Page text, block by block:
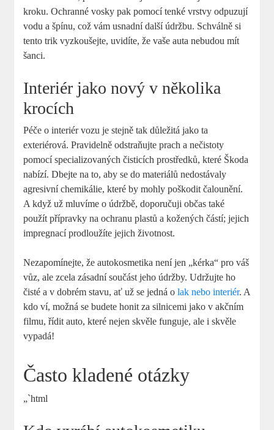
kroku. Ochranné vosky ‍pak pomocí⁢ tenké vrstvy odpuzují
vodu a špínu, což vám usnadní další‌ údržbu.⁤ Schválně si
tento ​trik vyzkoušejte, uvidíte, že ‍vaše auta nebudou mít‌
šanci.
Interiér jako nový v několika
krocích
Péče⁣ o interiér vozu je stejně​ tak důležitá jako ta
exteriérová.​ Pravidelně‌ odstraňujte prach a​ nečistoty
pomocí specializovaných ⁣čisticích prostředků, které Škoda⁢
nabízí. Dbejte na to,⁢ aby se do materiálů nedostávaly ​
agresivní chemikálie,​ které by ‍mohly poškodit ⁣čalounění.
A když ‌už mluvíme o ⁢údržbě, doporučuji občas ⁢také
použít přípravky na⁤ ochranu plastů a ⁣kožených částí; jejich
impregnací prodloužíte ⁣jejich⁣ životnost.
Nezapomínejte, že autokosmetika není‍ jen „kérka“‌ pro váš
vůz, ale zcela zásadní součást jeho⁣ údržby. ⁢Udržujte‌ ho
čisté a‌ v dobrém stavu, ať ‌už se jedná​ olak nebo interiér. A
kdo ví, možná se budete‍ honit za silnicemi jako v akčním
filmu, řídit auto, které nejen skvěle funguje, ale i skvěle
vypadá!
Často kladené otázky
„`html